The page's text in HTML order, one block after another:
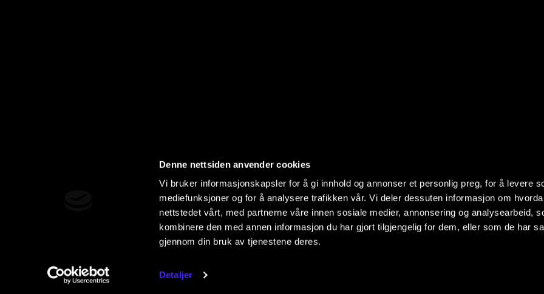
Denne nettsiden anvender cookies
Vi bruker informasjonskapsler for å gi innhold og annonser et personlig preg, for å levere
mediefunksjoner og for å analysere trafikken vår. Vi deler dessuten informasjon om
nettstedet vårt, med partnerne våre innen sosiale medier, annonsering og analysearbeid,
kombinere den med annen informasjon du har gjort tilgjengelig for dem, eller som de har
gjennom din bruk av tjenestene deres.
Detaljer